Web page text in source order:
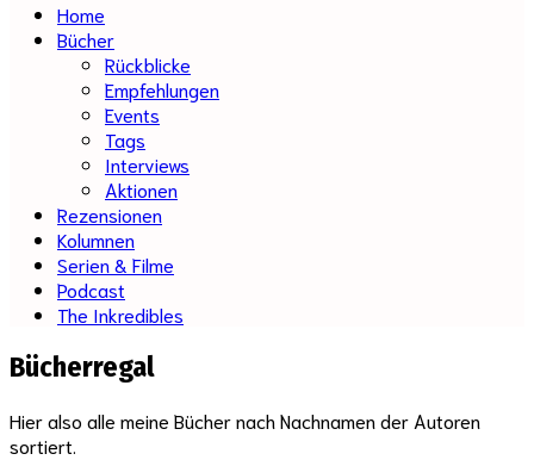
Home
Bücher
Rückblicke
Empfehlungen
Events
Tags
Interviews
Aktionen
Rezensionen
Kolumnen
Serien & Filme
Podcast
The Inkredibles
Bücherregal
Hier also alle meine Bücher nach Nachnamen der Autoren
sortiert.